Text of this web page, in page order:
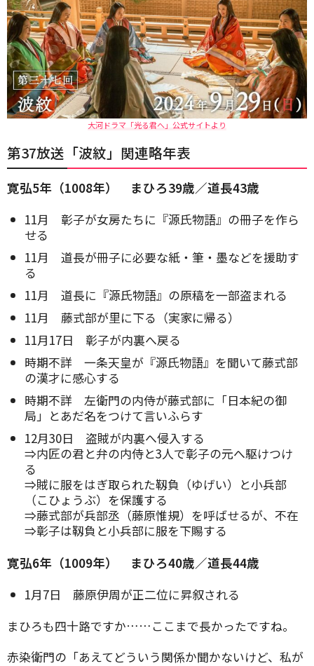
大河ドラマ「光る君へ」公式サイトより
第37放送「波紋」関連略年表
寛弘5年（1008年） まひろ39歳／道長43歳
11月 彰子が女房たちに『源氏物語』の冊子を作ら
せる
11月 道長が冊子に必要な紙・筆・墨などを援助す
る
11月 道長に『源氏物語』の原稿を一部盗まれる
11月 藤式部が里に下る（実家に帰る）
11月17日 彰子が内裏へ戻る
時期不詳 一条天皇が『源氏物語』を聞いて藤式部
の漢才に感心する
時期不詳 左衛門の内侍が藤式部に「日本紀の御
局」とあだ名をつけて言いふらす
12月30日 盗賊が内裏へ侵入する
⇒内匠の君と弁の内侍と3人で彰子の元へ駆けつけ
る
⇒賊に服をはぎ取られた靱負（ゆげい）と小兵部
（こひょうぶ）を保護する
⇒藤式部が兵部丞（藤原惟規）を呼ばせるが、不在
⇒彰子は靱負と小兵部に服を下賜する
寛弘6年（1009年） まひろ40歳／道長44歳
1月7日 藤原伊周が正二位に昇叙される
まひろも四十路ですか……ここまで長かったですね。
赤染衛門の「あえてどういう関係か聞かないけど、私が